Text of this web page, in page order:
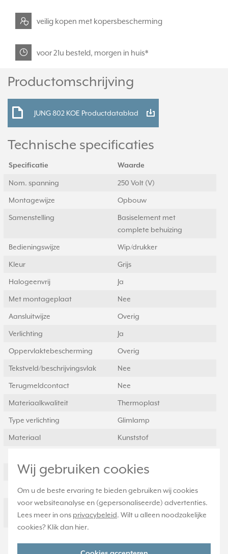
Wij gebruiken cookies
Om u de beste ervaring te bieden gebruiken wij cookies
voor websiteanalyse en (gepersonaliseerde) advertenties.
Lees meer in ons privacybeleid. Wilt u alleen noodzakelijke
cookies? Klik dan hier.
veilig kopen met kopersbescherming
voor 21u besteld, morgen in huis*
Productomschrijving
JUNG 802 KOE Productdatablad
Technische specificaties
Specificatie Waarde
Nom. spanning 250 Volt (V)
Montagewijze Opbouw
Samenstelling
Basiselement met
complete behuizing
Bedieningswijze Wip/drukker
Kleur Grijs
Halogeenvrij Ja
Met montageplaat Nee
Aansluitwijze Overig
Verlichting Ja
Oppervlaktebescherming Overig
Tekstveld/beschrijvingsvlak Nee
Terugmeldcontact Nee
Materiaalkwaliteit Thermoplast
Type verlichting Glimlamp
Materiaal Kunststof
Type schakeling Tweepolige schakelaar
Aantal wippen 1
RAL-nummer
(vergelijkbaar)
7035